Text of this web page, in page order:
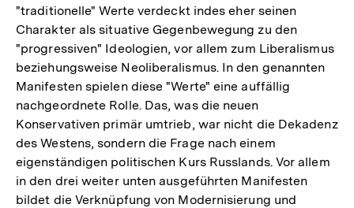
"traditionelle" Werte verdeckt indes eher seinen
Charakter als situative Gegenbewegung zu den
"progressiven" Ideologien, vor allem zum Liberalismus
beziehungsweise Neoliberalismus. In den genannten
Manifesten spielen diese "Werte" eine auffällig
nachgeordnete Rolle. Das, was die neuen
Konservativen primär umtrieb, war nicht die Dekadenz
des Westens, sondern die Frage nach einem
eigenständigen politischen Kurs Russlands. Vor allem
in den drei weiter unten ausgeführten Manifesten
bildet die Verknüpfung von Modernisierung und